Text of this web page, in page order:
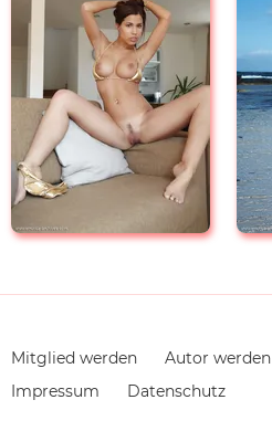
Navigation
überspringen
Mitglied werden Autor werden
Impressum
Datenschutz